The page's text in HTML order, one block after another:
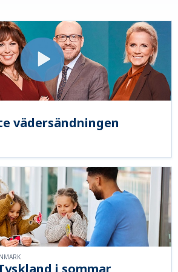
vädersändningen